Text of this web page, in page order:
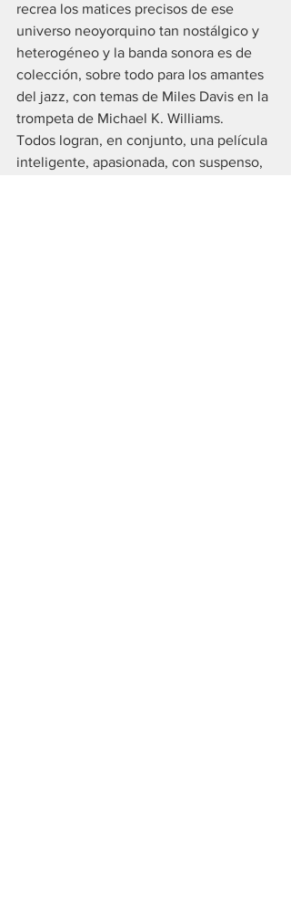
recrea los matices precisos de ese
universo neoyorquino tan nostálgico y
heterogéneo y la banda sonora es de
colección, sobre todo para los amantes
del jazz, con temas de Miles Davis en la
trompeta de Michael K. Williams.
Todos logran, en conjunto, una película
inteligente, apasionada, con suspenso,